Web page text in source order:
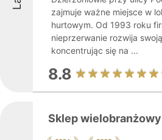
zajmuje ważne miejsce w
hurtowym. Od 1993 roku
nieprzerwanie rozwija
koncentrując się na ...
8.8
Sklep wielobranżowy